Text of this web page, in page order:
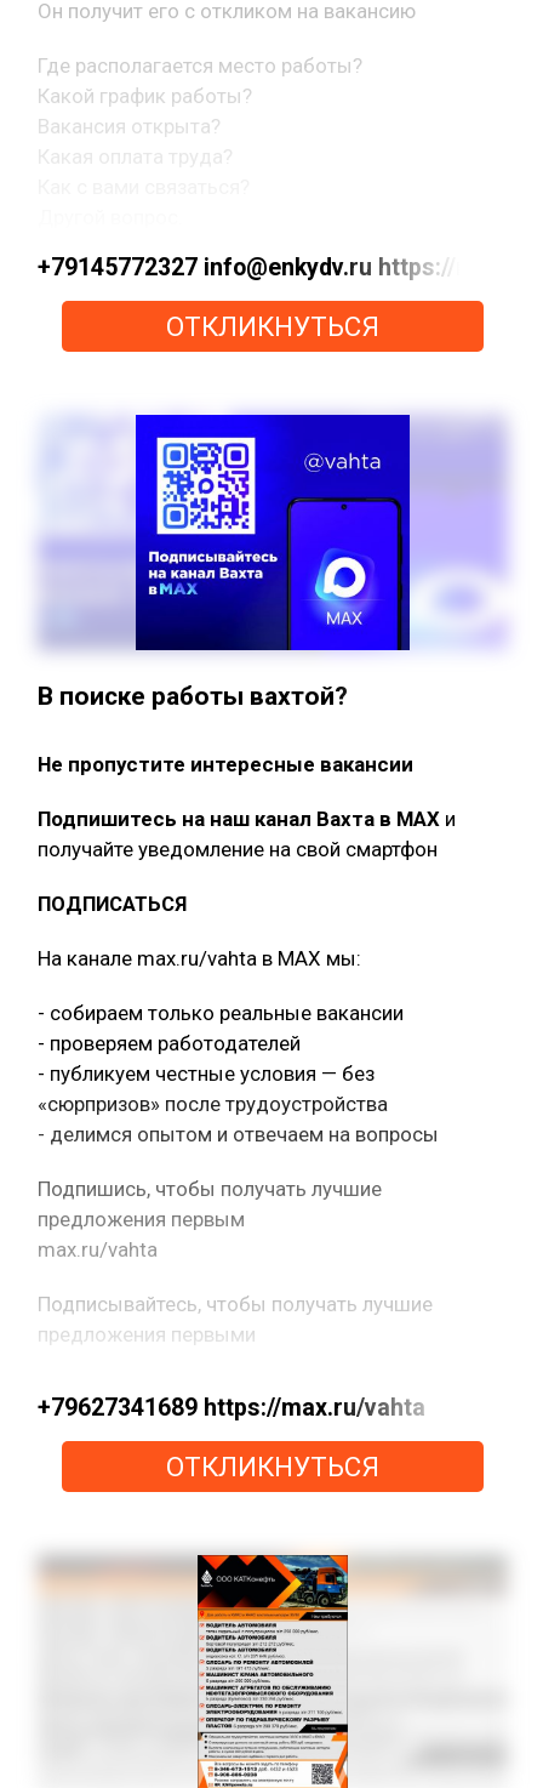
Он получит его с откликом на вакансию
Где располагается место работы?
Какой график работы?
Вакансия открыта?
Какая оплата труда?
+79145772327 info@enkydv.ru https://
ОТКЛИКНУТЬСЯ
В поиске работы вахтой?
Не пропустите интересные вакансии
Подпишитесь на наш канал Вахта в МАХ и
получайте уведомление на свой смартфон
ПОДПИСАТЬСЯ
На канале max.ru/vahta в MAX мы:
- собираем только реальные вакансии
- проверяем работодателей
- публикуем честные условия — без
«сюрпризов» после трудоустройства
- делимся опытом и отвечаем на вопросы
Подпишись, чтобы получать лучшие
предложения первым
max.ru/vahta
Подписывайтесь, чтобы получать лучшие
предложения первыми
+79627341689 https://max.ru/vahta
ОТКЛИКНУТЬСЯ